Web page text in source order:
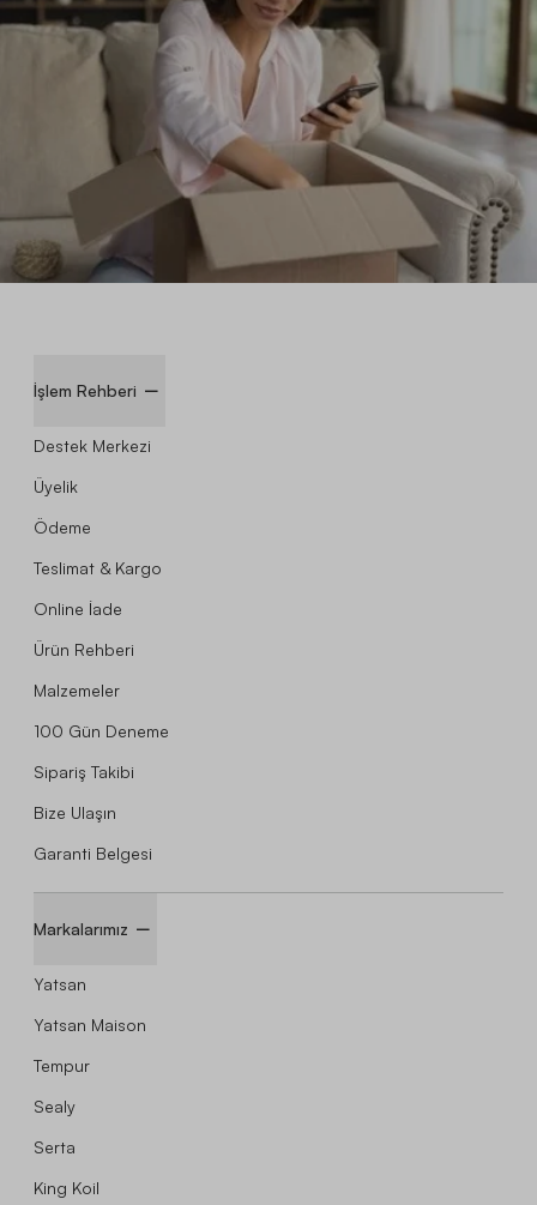
İşlem Rehberi
Destek Merkezi
Üyelik
Ödeme
Teslimat & Kargo
Online İade
Ürün Rehberi
Malzemeler
100 Gün Deneme
Sipariş Takibi
Bize Ulaşın
Garanti Belgesi
Markalarımız
Yatsan
Yatsan Maison
Tempur
Sealy
Serta
King Koil